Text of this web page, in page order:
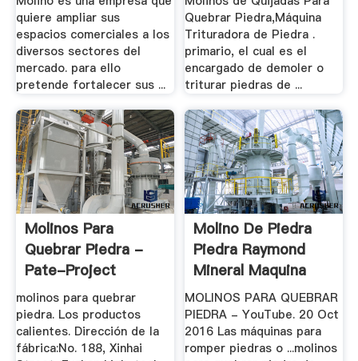
quiere ampliar sus
espacios comerciales a los
diversos sectores del
mercado. para ello
pretende fortalecer sus ...
Quebrar Piedra,Máquina
Trituradora de Piedra .
primario, el cual es el
encargado de demoler o
triturar piedras de ...
Molinos Para
Quebrar Piedra -
Pate-Project
molinos para quebrar
piedra. Los productos
calientes. Dirección de la
fábrica:No. 188, Xinhai
Molino De Piedra
Piedra Raymond
Mineral Maquina
MOLINOS PARA QUEBRAR
PIEDRA - YouTube. 20 Oct
2016 Las máquinas para
romper piedras o ...molinos